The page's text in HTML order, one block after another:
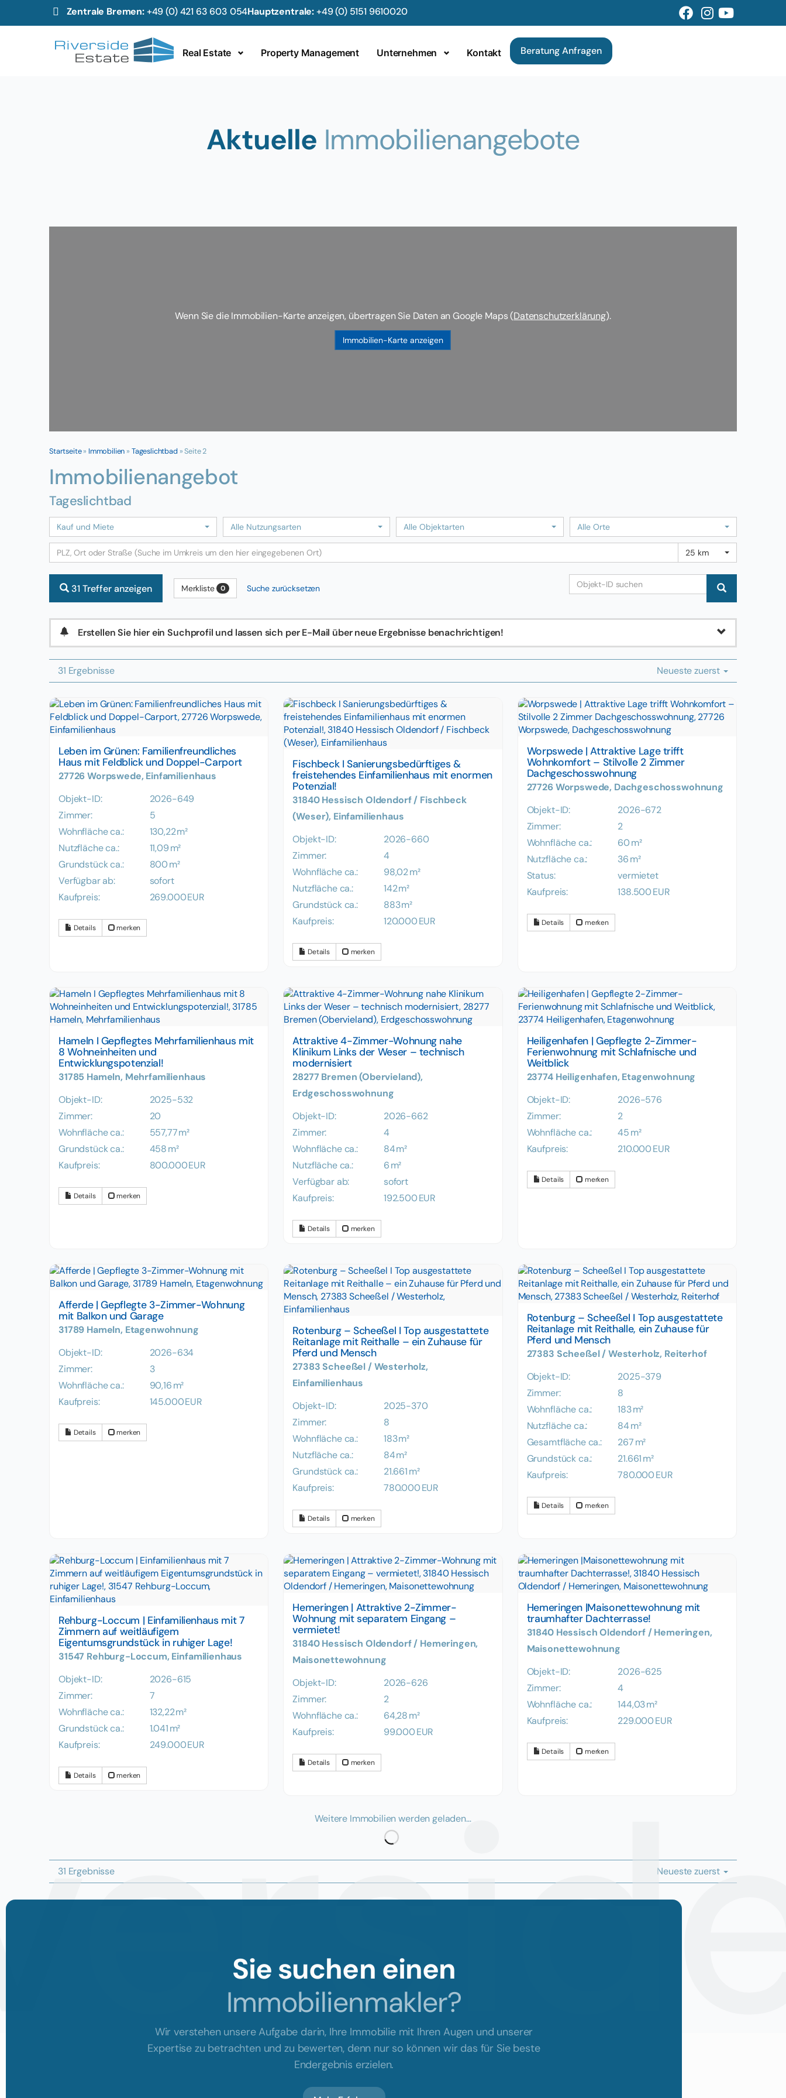
Zentrale Bremen:+49 (0) 421 63 603 054Hauptzentrale:+49 (0) 5151 9610020
Real Estate Property Management Unternehmen Kontakt Beratung Anfragen
Aktuelle Immobilienangebote
Wenn Sie die Immobilien-Karte anzeigen, übertragen Sie Daten an Google Maps (Datenschutzerklärung).
Immobilien-Karte anzeigen
Startseite» Immobilien » Tageslichtbad»Seite 2
Immobilien­angebot
Tageslichtbad
Kauf und Miete Alle Nutzungsarten Alle Objektarten Alle Orte
25 km
31 Treffer anzeigen Merkliste 0 Suche zurücksetzen
Erstellen Sie hier ein Suchprofil und lassen sich per E-Mail über neue Ergebnisse benachrichtigen!
31 Ergebnisse Neueste zuerst
Leben im Grünen: Familienfreundliches
Haus mit Feldblick und Doppel-Carport
27726 Worpswede, Einfamilienhaus
Objekt-ID:
2026-649
Zimmer:
5
Wohnfläche ca.:
130,22 m²
Nutzfläche ca.:
11,09 m²
Grund­stück ca.:
800 m²
Verfügbar ab:
sofort
Kaufpreis:
269.000 EUR
Details merken
Fischbeck I Sanierungsbedürftiges &
freistehendes Einfamilienhaus mit enormen
Potenzial!
31840 Hessisch Oldendorf / Fischbeck
(Weser), Einfamilienhaus
Objekt-ID:
2026-660
Zimmer:
4
Wohnfläche ca.:
98,02 m²
Nutzfläche ca.:
142 m²
Grund­stück ca.:
883 m²
Kaufpreis:
120.000 EUR
Details merken
Worpswede | Attraktive Lage trifft
Wohnkomfort – Stilvolle 2 Zimmer
Dachgeschosswohnung
27726 Worpswede, Dachgeschosswohnung
Objekt-ID:
2026-672
Zimmer:
2
Wohnfläche ca.:
60 m²
Nutzfläche ca.:
36 m²
Status:
vermietet
Kaufpreis:
138.500 EUR
Details merken
Hameln I Gepflegtes Mehrfamilienhaus mit
8 Wohneinheiten und
Entwicklungspotenzial!
31785 Hameln, Mehrfamilienhaus
Objekt-ID:
2025-532
Zimmer:
20
Wohnfläche ca.:
557,77 m²
Grund­stück ca.:
458 m²
Kaufpreis:
800.000 EUR
Details merken
Attraktive 4-Zimmer-Wohnung nahe
Klinikum Links der Weser – technisch
modernisiert
28277 Bremen (Obervieland),
Erdgeschosswohnung
Objekt-ID:
2026-662
Zimmer:
4
Wohnfläche ca.:
84 m²
Nutzfläche ca.:
6 m²
Verfügbar ab:
sofort
Kaufpreis:
192.500 EUR
Details merken
Heiligenhafen | Gepflegte 2-Zimmer-
Ferienwohnung mit Schlafnische und
Weitblick
23774 Heiligenhafen, Etagenwohnung
Objekt-ID:
2026-576
Zimmer:
2
Wohnfläche ca.:
45 m²
Kaufpreis:
210.000 EUR
Details merken
Afferde | Gepflegte 3-Zimmer-Wohnung
mit Balkon und Garage
31789 Hameln, Etagenwohnung
Objekt-ID:
2026-634
Zimmer:
3
Wohnfläche ca.:
90,16 m²
Kaufpreis:
145.000 EUR
Details merken
Rotenburg – Scheeßel I Top ausgestattete
Reitanlage mit Reithalle – ein Zuhause für
Pferd und Mensch
27383 Scheeßel / Westerholz,
Einfamilienhaus
Objekt-ID:
2025-370
Zimmer:
8
Wohnfläche ca.:
183 m²
Nutzfläche ca.:
84 m²
Grund­stück ca.:
21.661 m²
Kaufpreis:
780.000 EUR
Details merken
Rotenburg – Scheeßel I Top ausgestattete
Reitanlage mit Reithalle, ein Zuhause für
Pferd und Mensch
27383 Scheeßel / Westerholz, Reiterhof
Objekt-ID:
2025-379
Zimmer:
8
Wohnfläche ca.:
183 m²
Nutzfläche ca.:
84 m²
Gesamtfläche ca.:
267 m²
Grund­stück ca.:
21.661 m²
Kaufpreis:
780.000 EUR
Details merken
Rehburg-Loccum | Einfamilienhaus mit 7
Zimmern auf weitläufigem
Eigentumsgrundstück in ruhiger Lage!
31547 Rehburg-Loccum, Einfamilienhaus
Objekt-ID:
2026-615
Zimmer:
7
Wohnfläche ca.:
132,22 m²
Grund­stück ca.:
1.041 m²
Kaufpreis:
249.000 EUR
Details merken
Hemeringen | Attraktive 2-Zimmer-
Wohnung mit separatem Eingang –
vermietet!
31840 Hessisch Oldendorf / Hemeringen,
Maisonettewohnung
Objekt-ID:
2026-626
Zimmer:
2
Wohnfläche ca.:
64,28 m²
Kaufpreis:
99.000 EUR
Details merken
Hemeringen |Maisonettewohnung mit
traumhafter Dachterrasse!
31840 Hessisch Oldendorf / Hemeringen,
Maisonettewohnung
Objekt-ID:
2026-625
Zimmer:
4
Wohnfläche ca.:
144,03 m²
Kaufpreis:
229.000 EUR
Details merken
Weitere Immobilien werden geladen…
31 Ergebnisse Neueste zuerst
Sie suchen einen
Immobilienmakler?
Wir verstehen unsere Aufgabe darin, Ihre Immobilie mit Ihren Augen und unserer
Expertise zu betrachten und zu bewerten, denn nur so können wir das für Sie beste
Endergebnis erzielen.